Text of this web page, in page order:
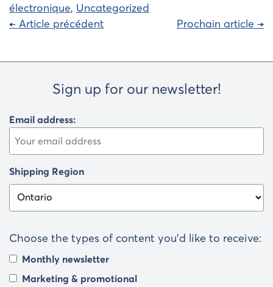
électronique, Uncategorized
Navigation
← Article précédent Prochain article →
Sign up for our newsletter!
Email address:
Shipping Region
Choose the types of content you’d like to receive:
Monthly newsletter
Marketing & promotional